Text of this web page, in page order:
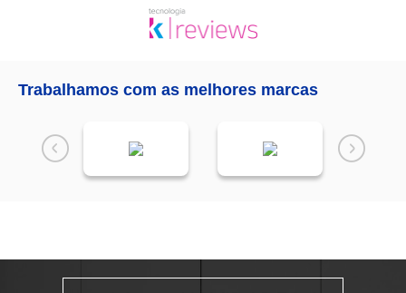
Trabalhamos com as melhores marcas